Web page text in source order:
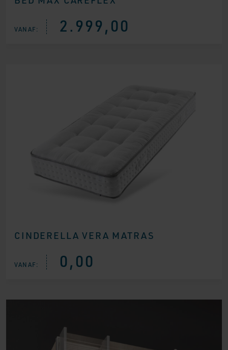
VANAF: 2.999,00
CINDERELLA VERA MATRAS
VANAF: 0,00